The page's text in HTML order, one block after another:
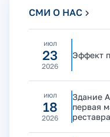
СМИ О НАС
июл
23
2026
Эффект
июл
18
2026
Здание
первая